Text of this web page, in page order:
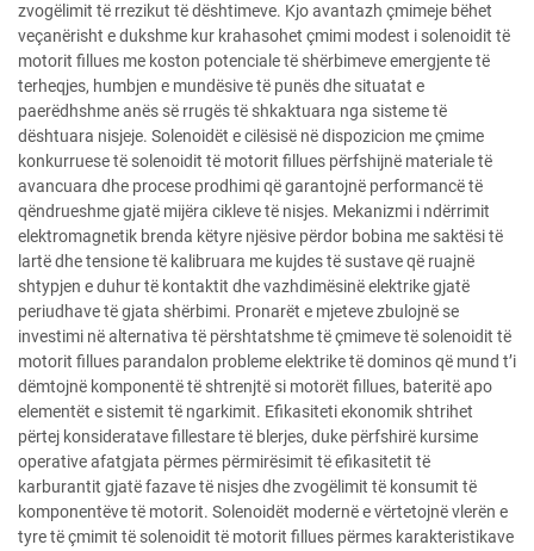
zvogëlimit të rrezikut të dështimeve. Kjo avantazh çmimeje bëhet
veçanërisht e dukshme kur krahasohet çmimi modest i solenoidit të
motorit fillues me koston potenciale të shërbimeve emergjente të
terheqjes, humbjen e mundësive të punës dhe situatat e
paerëdhshme anës së rrugës të shkaktuara nga sisteme të
dështuara nisjeje. Solenoidët e cilësisë në dispozicion me çmime
konkurruese të solenoidit të motorit fillues përfshijnë materiale të
avancuara dhe procese prodhimi që garantojnë performancë të
qëndrueshme gjatë mijëra cikleve të nisjes. Mekanizmi i ndërrimit
elektromagnetik brenda këtyre njësive përdor bobina me saktësi të
lartë dhe tensione të kalibruara me kujdes të sustave që ruajnë
shtypjen e duhur të kontaktit dhe vazhdimësinë elektrike gjatë
periudhave të gjata shërbimi. Pronarët e mjeteve zbulojnë se
investimi në alternativa të përshtatshme të çmimeve të solenoidit të
motorit fillues parandalon probleme elektrike të dominos që mund t’i
dëmtojnë komponentë të shtrenjtë si motorët fillues, bateritë apo
elementët e sistemit të ngarkimit. Efikasiteti ekonomik shtrihet
përtej konsideratave fillestare të blerjes, duke përfshirë kursime
operative afatgjata përmes përmirësimit të efikasitetit të
karburantit gjatë fazave të nisjes dhe zvogëlimit të konsumit të
komponentëve të motorit. Solenoidët modernë e vërtetojnë vlerën e
tyre të çmimit të solenoidit të motorit fillues përmes karakteristikave